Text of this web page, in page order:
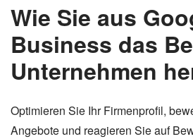
Wie Sie aus
Business das
Unternehmen
Optimieren Sie Ihr Firmenprofil,
Angebote und reagieren Sie auf